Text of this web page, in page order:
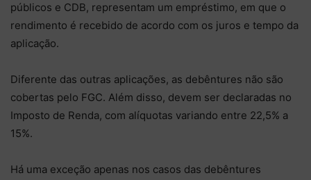
públicos e CDB, representam um empréstimo, em que o
rendimento é recebido de acordo com os juros e tempo da
aplicação.
Diferente das outras aplicações, as debêntures não são
cobertas pelo FGC. Além disso, devem ser declaradas no
Imposto de Renda, com alíquotas variando entre 22,5% a
15%.
Há uma exceção apenas nos casos das debêntures